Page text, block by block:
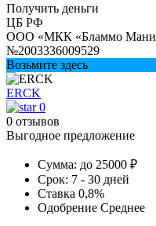
Получить деньги
ЦБ РФ
ООО «МКК «Бламмо
№2003336009529
Возьмите здесь
ERCK
0
0 отзывов
Выгодное предложение
Сумма: до 25000 ₽
Срок: 7 - 30 дней
Ставка 0,8%
Одобрение Среднее